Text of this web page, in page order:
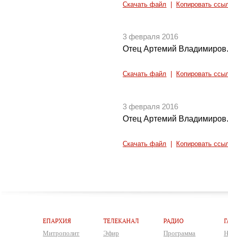
Скачать файл Копировать
3 февраля 2016
Отец Артемий
Скачать файл Копировать
3 февраля 2016
Отец Артемий
Скачать файл Копировать
ЕПАРХИЯ
Митрополит
ТЕЛЕКАНАЛ
Эфир
РАДИО
Программа